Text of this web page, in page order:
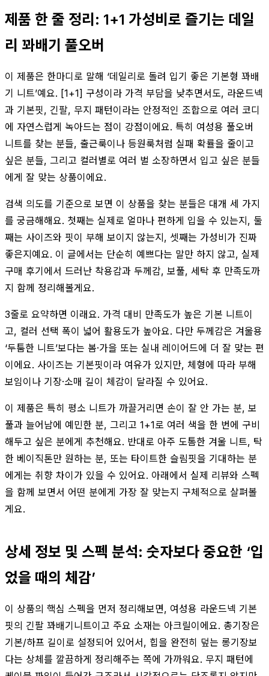
제품 한 줄 정리: 1+1 가성비로 즐기는 데일
리 꽈배기 풀오버
이 제품은 한마디로 말해 ‘데일리로 돌려 입기 좋은 기본형 꽈배
기 니트’예요. [1+1] 구성이라 가격 부담을 낮추면서도, 라운드넥
과 기본핏, 긴팔, 무지 패턴이라는 안정적인 조합으로 여러 코디
에 자연스럽게 녹아드는 점이 강점이에요. 특히 여성용 풀오버
니트를 찾는 분들, 출근룩이나 등원룩처럼 실패 확률을 줄이고
싶은 분들, 그리고 컬러별로 여러 벌 소장하면서 입고 싶은 분들
에게 잘 맞는 상품이에요.
검색 의도를 기준으로 보면 이 상품을 찾는 분들은 대개 세 가지
를 궁금해해요. 첫째는 실제로 얼마나 편하게 입을 수 있는지, 둘
째는 사이즈와 핏이 부해 보이지 않는지, 셋째는 가성비가 진짜
좋은지예요. 이 글에서는 단순히 예쁘다는 말만 하지 않고, 실제
구매 후기에서 드러난 착용감과 두께감, 보풀, 세탁 후 만족도까
지 함께 정리해볼게요.
3줄로 요약하면 이래요. 가격 대비 만족도가 높은 기본 니트이
고, 컬러 선택 폭이 넓어 활용도가 높아요. 다만 두께감은 겨울용
‘두툼한 니트’보다는 봄·가을 또는 실내 레이어드에 더 잘 맞는 편
이에요. 사이즈는 기본핏이라 여유가 있지만, 체형에 따라 부해
보임이나 기장·소매 길이 체감이 달라질 수 있어요.
이 제품은 특히 평소 니트가 까끌거리면 손이 잘 안 가는 분, 보
풀과 늘어남에 예민한 분, 그리고 1+1로 여러 색을 한 번에 구비
해두고 싶은 분에게 추천해요. 반대로 아주 도톰한 겨울 니트, 탁
한 베이직톤만 원하는 분, 또는 타이트한 슬림핏을 기대하는 분
에게는 취향 차이가 있을 수 있어요. 아래에서 실제 리뷰와 스펙
을 함께 보면서 어떤 분에게 가장 잘 맞는지 구체적으로 살펴볼
게요.
상세 정보 및 스펙 분석: 숫자보다 중요한 ‘입
었을 때의 체감’
이 상품의 핵심 스펙을 먼저 정리해보면, 여성용 라운드넥 기본
핏의 긴팔 꽈배기니트이고 주요 소재는 아크릴이에요. 총기장은
기본/하프 길이로 설정되어 있어서, 힙을 완전히 덮는 롱기장보
다는 상체를 깔끔하게 정리해주는 쪽에 가까워요. 무지 패턴에